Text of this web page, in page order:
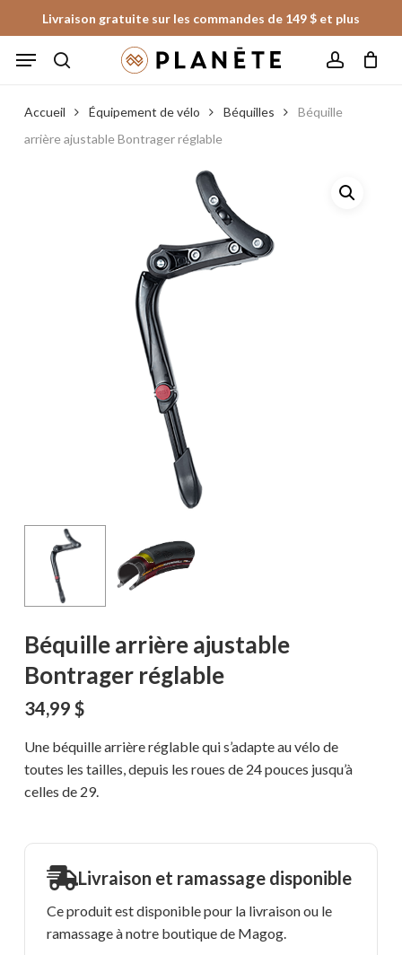
to
main
Livraison gratuite sur les commandes de 149 $ et plus
Menu
Fermer
le
panier
Accueil Équipement de vélo Béquilles
Béquille
arrière ajustable Bontrager réglable
Béquille arrière ajustable
Bontrager réglable
34,99 $
Une béquille arrière réglable qui s’adapte au vélo de
toutes les tailles, depuis les roues de 24 pouces jusqu’à
celles de 29.
Livraison et ramassage disponible
Ce produit est disponible pour la livraison ou le
ramassage à notre boutique de Magog.